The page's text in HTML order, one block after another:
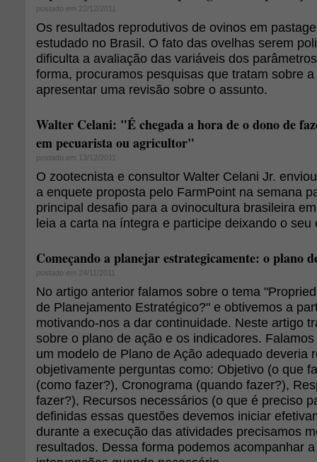
postado em 22/12/2011
Os resultados reprodutivos de ovinos em
estudado no Brasil. O fato das ovelhas serem
dificulta a avaliação das variáveis dos
forma, procuramos pesquisas que tratam sobre
apresentar uma revisão sobre o assunto.
Walter Celani: "É chegada a hora de o dono de
em pecuarista ou agricultor"
postado em 13/12/2011
O zootecnista e consultor Walter Celani Jr.
a enquete proposta pelo FarmPoint na semana
principal desafio para a ovinocultura brasileira
leia a carta na íntegra e participe deixando o seu
Começando a planejar estrategicamente: o plano
postado em 24/11/2011
No artigo anterior falamos sobre o tema
de Planejamento Estratégico?" e obtivemos a
motivando-nos a dar continuidade. Neste artigo
sobre o plano de ação e os indicadores.
um modelo de Plano de Ação adequado deveria
objetivamente perguntas como: Objetivo (o que
(como fazer?), Cronograma (quando fazer?),
fazer?), Recursos necessários (o que é preciso
definidas essas questões devemos iniciar
durante a execução das atividades precisamos
resultados. Dessa forma podemos acompanhar